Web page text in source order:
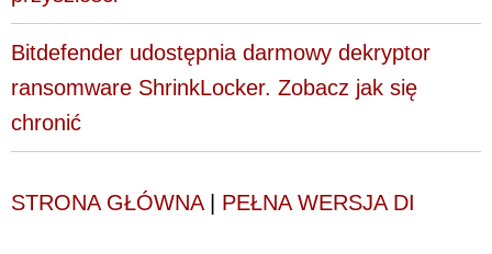
Bitdefender udostępnia darmowy dekryptor
ransomware ShrinkLocker. Zobacz jak się
chronić
STRONA GŁÓWNA| PEŁNA WERSJA DI